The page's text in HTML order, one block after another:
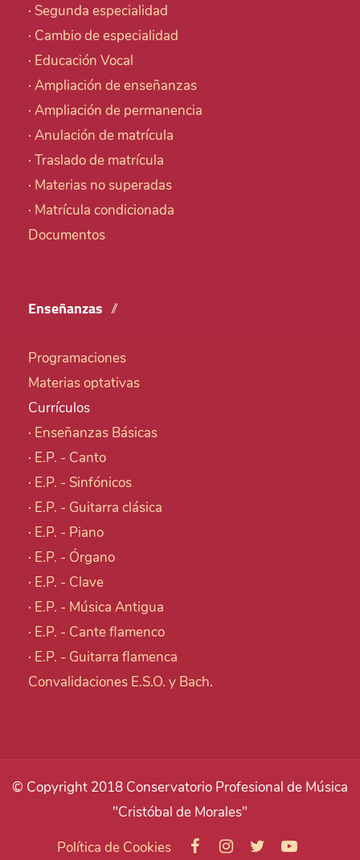
· Segunda especialidad
· Cambio de especialidad
· Educación Vocal
· Ampliación de enseñanzas
· Ampliación de permanencia
· Anulación de matrícula
· Traslado de matrícula
· Materias no superadas
· Matrícula condicionada
Documentos
Enseñanzas
Programaciones
Materias optativas
Currículos
· Enseñanzas Básicas
· E.P. - Canto
· E.P. - Sinfónicos
· E.P. - Guitarra clásica
· E.P. - Piano
· E.P. - Órgano
· E.P. - Clave
· E.P. - Música Antigua
· E.P. - Cante flamenco
· E.P. - Guitarra flamenca
Convalidaciones E.S.O. y Bach.
© Copyright 2018 Conservatorio Profesional de Música
"Cristóbal de Morales"
Política de Cookies